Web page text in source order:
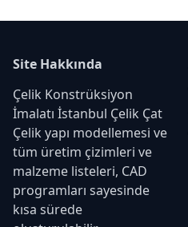
Site Hakkında
Çelik Konstrüksiyon
İmalatı İstanbul Çelik Çat
Çelik yapı modellemesi ve
tüm üretim çizimleri ve
malzeme listeleri, CAD
programları sayesinde
kısa sürede